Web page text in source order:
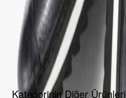
ÜRÜN HAKKINDA
TAKSIT SEÇENEKLERI
YORUMLAR
AKSESUARLAR
Kategorinin Diğer Ürünleri